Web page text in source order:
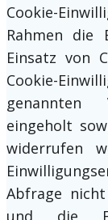
Cookie-
Rahmen die
Einsatz von
Cookie-
genannten
eingeholt
widerrufen
Abfrage
und die